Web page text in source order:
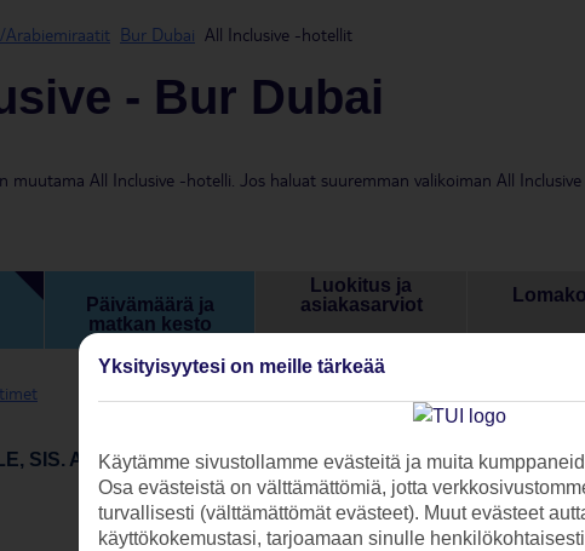
Arabiemiraatit Bur Dubai All Inclusive -hotellit
- Bur Dubai
muutama All Inclusive -hotelli. Jos haluat suuremman valikoiman All
Päivämäärä ja
matkan kesto
Luokitus ja
asiakasarviot
SIS. ALL INCLUSIVE. VALIKOIDEN AVULLA VOIT VALITA
Yksityisyytesi on meille tärkeää
Käytämme sivustollamme evästeitä ja muita
Osa evästeistä on välttämättömiä, jotta
turvallisesti (välttämättömät evästeet). Muut evästeet
käyttökokemustasi, tarjoamaan sinulle